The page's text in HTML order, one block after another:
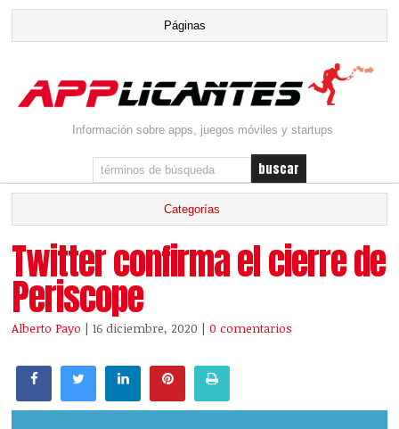
Información sobre apps, juegos móviles y startups
Twitter confirma el cierre de
Periscope
Alberto Payo | 16 diciembre, 2020 |0 comentarios